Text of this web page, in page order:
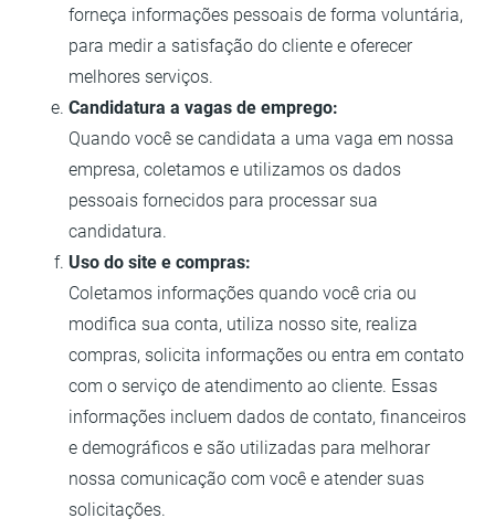
forneça informações pessoais de forma voluntária,
para medir a satisfação do cliente e oferecer
melhores serviços.
Candidatura a vagas de emprego:
Quando você se candidata a uma vaga em nossa
empresa, coletamos e utilizamos os dados
pessoais fornecidos para processar sua
candidatura.
Uso do site e compras:
Coletamos informações quando você cria ou
modifica sua conta, utiliza nosso site, realiza
compras, solicita informações ou entra em contato
com o serviço de atendimento ao cliente. Essas
informações incluem dados de contato, financeiros
e demográficos e são utilizadas para melhorar
nossa comunicação com você e atender suas
solicitações.